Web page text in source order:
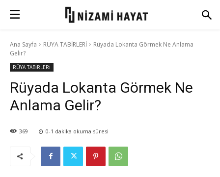
Ana Sayfa RÜYA TABİRLERİ
Rüyada Lokanta Görmek Ne Anlama
Gelir?
RÜYA TABİRLERİ
Rüyada Lokanta Görmek Ne
Anlama Gelir?
369 0-1 dakika okuma süresi